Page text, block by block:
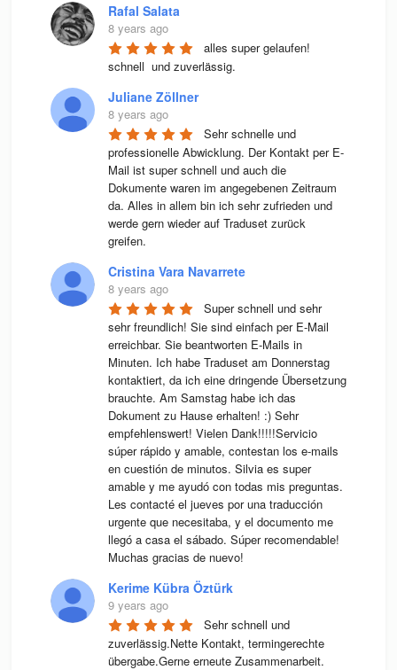
Rafal Salata
8 years ago
alles super gelaufen!
schnell  und zuverlässig.
Juliane Zöllner
8 years ago
Sehr schnelle und
professionelle Abwicklung. Der Kontakt per E-
Mail ist super schnell und auch die
Dokumente waren im angegebenen Zeitraum
da. Alles in allem bin ich sehr zufrieden und
werde gern wieder auf Traduset zurück
greifen.
Cristina Vara Navarrete
8 years ago
Super schnell und sehr
sehr freundlich! Sie sind einfach per E-Mail
erreichbar. Sie beantworten E-Mails in
Minuten. Ich habe Traduset am Donnerstag
kontaktiert, da ich eine dringende Übersetzung
brauchte. Am Samstag habe ich das
Dokument zu Hause erhalten! :) Sehr
empfehlenswert! Vielen Dank!!!!!Servicio
súper rápido y amable, contestan los e-mails
en cuestión de minutos. Silvia es super
amable y me ayudó con todas mis preguntas.
Les contacté el jueves por una traducción
urgente que necesitaba, y el documento me
llegó a casa el sábado. Súper recomendable!
Muchas gracias de nuevo!
Kerime Kübra Öztürk
9 years ago
Sehr schnell und
zuverlässig.Nette Kontakt, termingerechte
übergabe.Gerne erneute Zusammenarbeit.